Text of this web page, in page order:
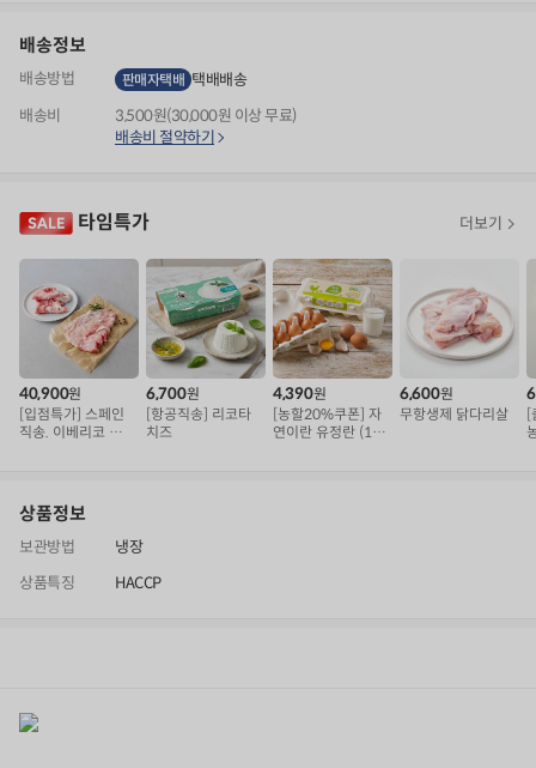
배송정보
배송방법 판매자택배 택배배송
배송비
3,500원(30,000원 이상 무료)
배송비 절약하기
타임특가 더보기
40,900원
[입점특가] 스페인
직송. 이베리코 삼
6,700원
[항공직송] 리코타
치즈
4,390원
[농할20%쿠폰] 자
연이란 유정란 (10
6,600원
무항생제 닭다리살
[
상품정보
보관방법
냉장
상품특징
HACCP
상
품